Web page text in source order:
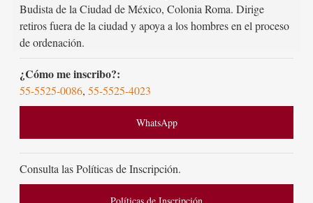
Budista de la Ciudad de México, Colonia Roma. Dirige
retiros fuera de la ciudad y apoya a los hombres en el proceso
de ordenación.
¿Cómo me inscribo?:
55-5525-0086,55-5525-4023
WhatsApp
Consulta las Políticas de Inscripción.